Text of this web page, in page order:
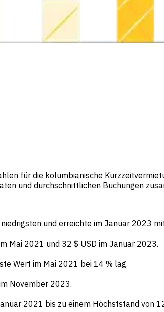
für die kolumbianische
und durchschnittlichen Buchungen
und erreichte im Januar 2023
Mai 2021 und 32 $ USD im Januar 2023.
Wert im Mai 2021 bei 14 % lag.
November 2023.
2021 bis zu einem Höchststand von